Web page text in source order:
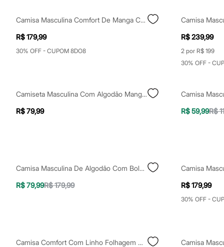
Yessica
Acessórios
Blusas
Moda íntima
Cintas e Modeladores
Maiôs
Saídas de praia
Personagens
Plus size
Moda esportiva
Camisa Masculina Comfort De Manga Curta Com Estampa Floral Em Linho E Viscose Off White
R$ 179,99
30% OFF - CUPOM 8DO8
R$ 239,99
2 por R$ 199
30% OFF -
Camiseta Masculina Com Algodão Manga Curta Floral Marrom
R$ 79,99
R$ 59,99R$
Camisa Masculina De Algodão Com Bolso Folhagens Colorida
R$ 79,99R$ 179,99
R$ 179,99
30% OFF -
Camisa Comfort Com Linho Folhagem Off White